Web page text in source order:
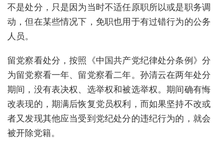
不是处分，只是因为当时不适任原职所以或是职务调
动，但在某些情况下，免职也用于有过错行为的公务
人员。
留党察看处分，按照《中国共产党纪律处分条例》分
为留党察看一年、留党察看二年。孙清云在两年处分
期间，没有表决权、选举权和被选举权。期间确有悔
改表现的，期满后恢复党员权利，而如果坚持不改或
者又发现其他应当受到党纪处分的违纪行为的，就会
被开除党籍。